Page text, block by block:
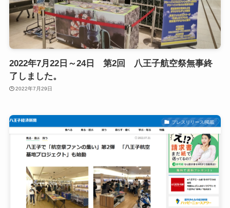
2022年7月22日～24日 第2回 八王子航空祭無事終
了しました。
2022年7月29日
プレスリリース/掲載